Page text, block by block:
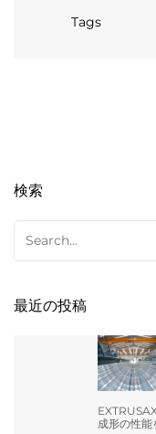
Tags
検索
for:
最近の投稿
成形の性